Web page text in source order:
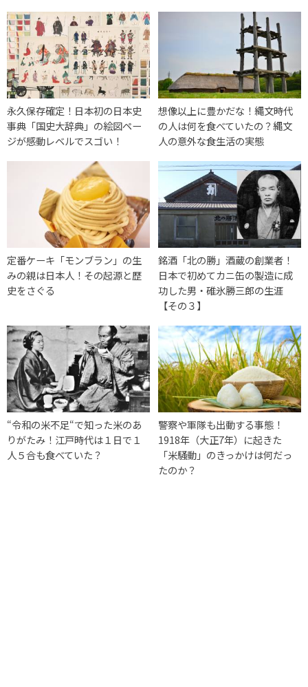
永久保存確定！日本初の日本史
事典「国史大辞典」の絵図ペー
ジが感動レベルでスゴい！
想像以上に豊かだな！縄文時代
の人は何を食べていたの？縄文
人の意外な食生活の実態
定番ケーキ「モンブラン」の生
みの親は日本人！その起源と歴
史をさぐる
銘酒「北の勝」酒蔵の創業者！
日本で初めてカニ缶の製造に成
功した男・碓氷勝三郎の生涯
【その３】
“令和の米不足“で知った米のあ
りがたみ！江戸時代は１日で１
人５合も食べていた？
警察や軍隊も出動する事態！
1918年（大正7年）に起きた
「米騒動」のきっかけは何だっ
たのか？